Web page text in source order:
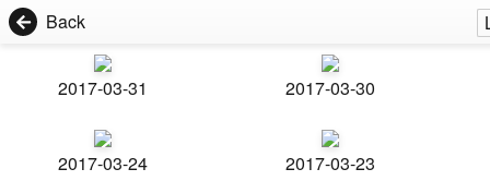
Back
2017-03-31 2017-03-30
2017-03-24 2017-03-23